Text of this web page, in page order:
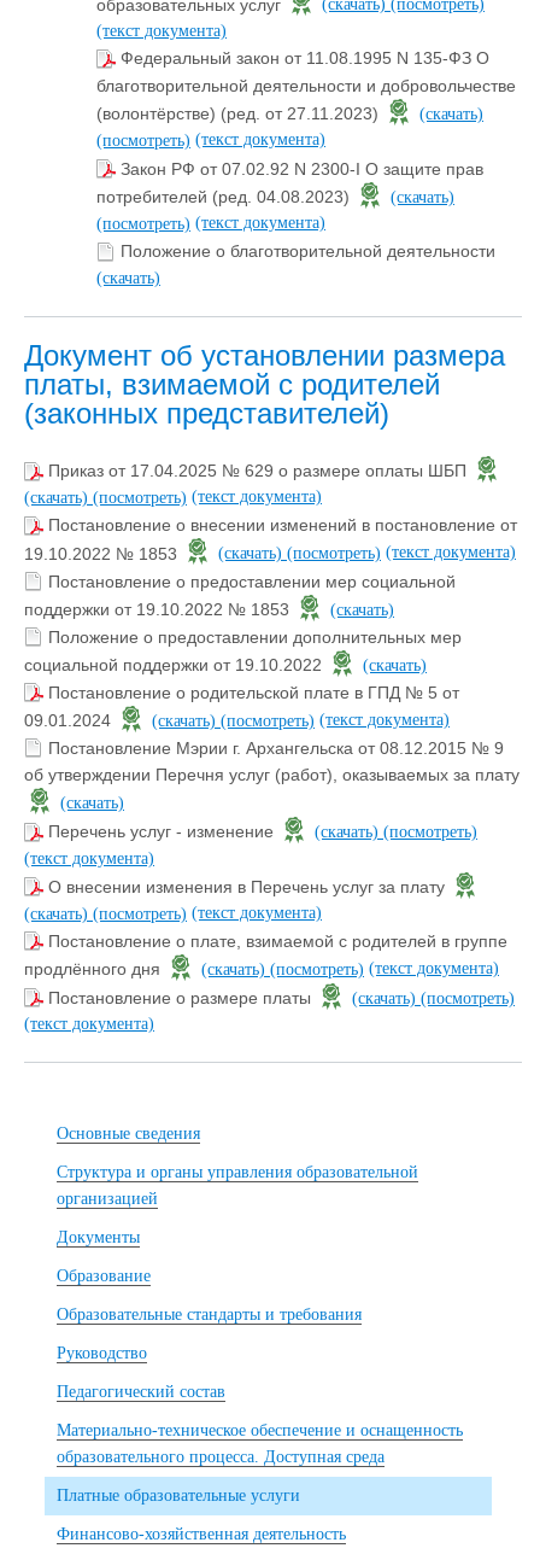
образовательных услуг
(скачать) (посмотреть)
(текст документа)
Федеральный закон от 11.08.1995 N 135-ФЗ О
благотворительной деятельности и добровольчестве
(волонтёрстве) (ред. от 27.11.2023)
(скачать)
(посмотреть) (текст документа)
Закон РФ от 07.02.92 N 2300-I О защите прав
потребителей (ред. 04.08.2023)
(скачать)
(посмотреть) (текст документа)
Положение о благотворительной деятельности
(скачать)
Документ об установлении размера
платы, взимаемой с родителей
(законных представителей)
Приказ от 17.04.2025 № 629 о размере оплаты ШБП
(скачать) (посмотреть) (текст документа)
Постановление о внесении изменений в постановление от
19.10.2022 № 1853
(скачать) (посмотреть) (текст документа)
Постановление о предоставлении мер социальной
поддержки от 19.10.2022 № 1853
(скачать)
Положение о предоставлении дополнительных мер
социальной поддержки от 19.10.2022
(скачать)
Постановление о родительской плате в ГПД № 5 от
09.01.2024
(скачать) (посмотреть) (текст документа)
Постановление Мэрии г. Архангельска от 08.12.2015 № 9
об утверждении Перечня услуг (работ), оказываемых за плату
(скачать)
Перечень услуг - изменение (скачать) (посмотреть)
(текст документа)
О внесении изменения в Перечень услуг за плату
(скачать) (посмотреть) (текст документа)
Постановление о плате, взимаемой с родителей в группе
продлённого дня
(скачать) (посмотреть) (текст документа)
Постановление о размере платы (скачать) (посмотреть)
(текст документа)
Основные сведения
Структура и органы управления образовательной
организацией
Документы
Образование
Образовательные стандарты и требования
Руководство
Педагогический состав
Материально-техническое обеспечение и оснащенность
образовательного процесса. Доступная среда
Платные образовательные услуги
Финансово-хозяйственная деятельность